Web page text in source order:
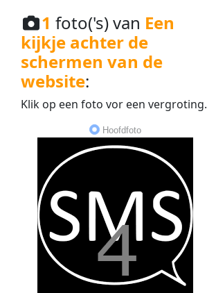
1 foto('s) van Een
kijkje achter de
schermen van de
website:
Klik op eenfoto vor eenvergroting.
Hoofdfoto